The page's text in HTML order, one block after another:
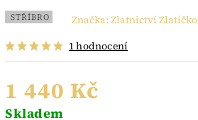
STŘÍBRO
1 hodnocení
Značka: Zlatnictví Zlatíčko
1 440 Kč
Skladem